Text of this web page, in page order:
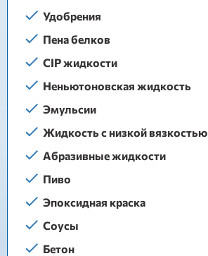
Удобрения
Пена белков
CIP жидкости
Неньютоновская жидкость
Эмульсии
Жидкость с низкой вязкостью
Абразивные жидкости
Пиво
Эпоксидная краска
Соусы
Бетон